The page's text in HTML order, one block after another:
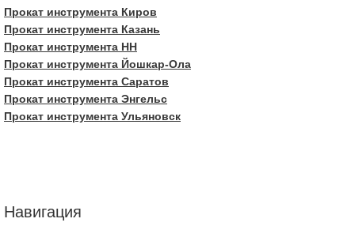
Прокат инструмента Киров
Прокат инструмента Казань
Прокат инструмента НН
Прокат инструмента Йошкар-Ола
Прокат инструмента Саратов
Прокат инструмента Энгельс
Прокат инструмента Ульяновск
Навигация